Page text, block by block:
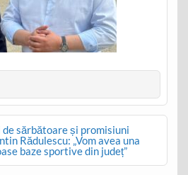
de sărbătoare și promisiuni
Rădulescu: „Vom avea una
baze sportive din județ”